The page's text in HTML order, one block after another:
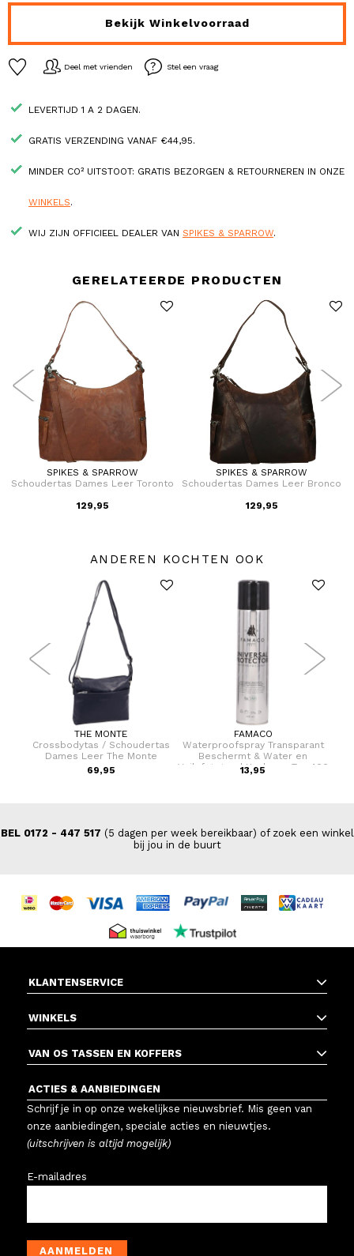
Bekijk Winkelvoorraad
Deel met vrienden Stel een vraag
LEVERTIJD 1 A 2 DAGEN.
GRATIS VERZENDING VANAF €44,95.
MINDER CO² UITSTOOT: GRATIS BEZORGEN & RETOURNEREN IN ONZE
WINKELS.
WIJ ZIJN OFFICIEEL DEALER VAN SPIKES & SPARROW.
GERELATEERDE PRODUCTEN
SPIKES & SPARROW
Schoudertas Dames Leer Toronto
129,95
SPIKES & SPARROW
Schoudertas Dames Leer Bronco
129,95
ANDEREN KOCHTEN OOK
THE MONTE
Crossbodytas / Schoudertas
Dames Leer The Monte
69,95
FAMACO
Waterproofspray Transparant
Beschermt & Water en
Vuilafstotend Uw leren Tas 400
ml
13,95
BEL 0172 - 447 517 (5 dagen per week bereikbaar) of zoek een winkel
bij jou in de buurt
KLANTENSERVICE
WINKELS
VAN OS TASSEN EN KOFFERS
ACTIES & AANBIEDINGEN
Schrijf je in op onze wekelijkse nieuwsbrief. Mis geen van
onze aanbiedingen, speciale acties en nieuwtjes.
(uitschrijven is altijd mogelijk)
E-mailadres
AANMELDEN